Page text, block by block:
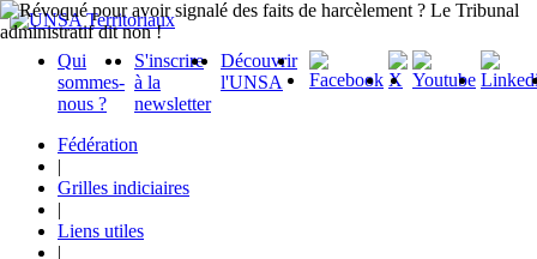
Qui
sommes-
nous ?
S'inscrire
à la
newsletter
Découvrir
l'UNSA
Fédération
|
Grilles indiciaires
|
Liens utiles
|